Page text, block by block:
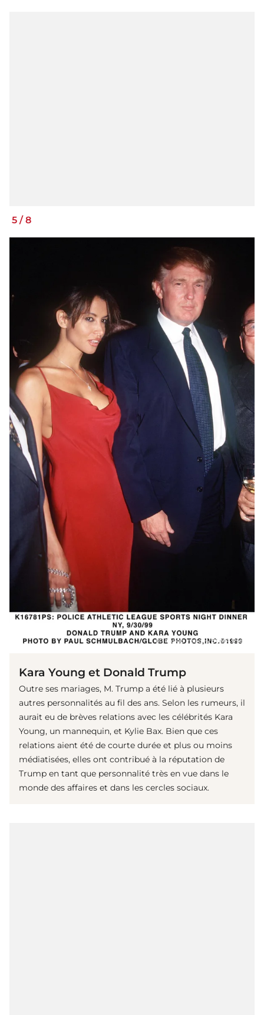
5 /8
(© imago images/ZUMA Press)
Kara Young et Donald Trump
Outre ses mariages, M. Trump a été lié à plusieurs
autres personnalités au fil des ans. Selon les rumeurs, il
aurait eu de brèves relations avec les célébrités Kara
Young, un mannequin, et Kylie Bax. Bien que ces
relations aient été de courte durée et plus ou moins
médiatisées, elles ont contribué à la réputation de
Trump en tant que personnalité très en vue dans le
monde des affaires et dans les cercles sociaux.